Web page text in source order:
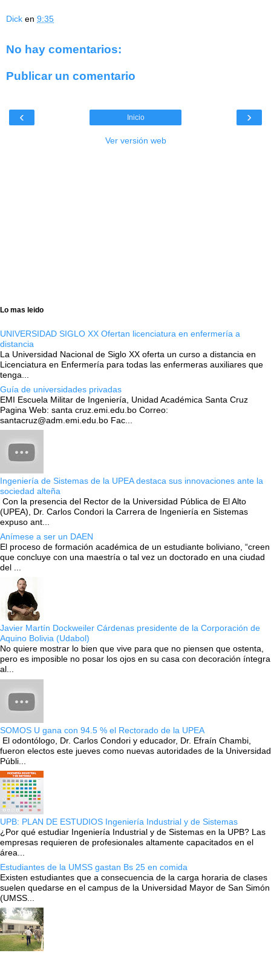
Dick en 9:35
No hay comentarios:
Publicar un comentario
‹ ›
Inicio
Ver versión web
Lo mas leido
UNIVERSIDAD SIGLO XX Ofertan licenciatura en enfermería a
distancia
La Universidad Nacional de Siglo XX oferta un curso a distancia en
Licenciatura en Enfermería para todas las enfermeras auxiliares que
tenga...
Guía de universidades privadas
EMI Escuela Militar de Ingeniería, Unidad Académica Santa Cruz
Pagina Web: santa cruz.emi.edu.bo Correo:
santacruz@adm.emi.edu.bo Fac...
Ingeniería de Sistemas de la UPEA destaca sus innovaciones ante la
sociedad alteña
Con la presencia del Rector de la Universidad Pública de El Alto
(UPEA), Dr. Carlos Condori la Carrera de Ingeniería en Sistemas
expuso ant...
Anímese a ser un DAEN
El proceso de formación académica de un estudiante boliviano, “creen
que concluye con una maestría o tal vez un doctorado en una ciudad
del ...
Javier Martín Dockweiler Cárdenas presidente de la Corporación de
Aquino Bolivia (Udabol)
No quiere mostrar lo bien que vive para que no piensen que ostenta,
pero es imposible no posar los ojos en su casa con decoración íntegra
al...
SOMOS U gana con 94.5 % el Rectorado de la UPEA
El odontólogo, Dr. Carlos Condori y educador, Dr. Efraín Chambi,
fueron electos este jueves como nuevas autoridades de la Universidad
Públi...
UPB: PLAN DE ESTUDIOS Ingeniería Industrial y de Sistemas
¿Por qué estudiar Ingeniería Industrial y de Sistemas en la UPB? Las
empresas requieren de profesionales altamente capacitados en el
área...
Estudiantes de la UMSS gastan Bs 25 en comida
Existen estudiantes que a consecuencia de la carga horaria de clases
suelen quedarse en el campus de la Universidad Mayor de San Simón
(UMSS...